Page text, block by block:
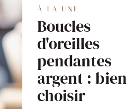
À LA UNE
Boucles
d'oreilles
pendantes
argent : bien
choisir